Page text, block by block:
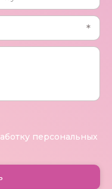
персональных